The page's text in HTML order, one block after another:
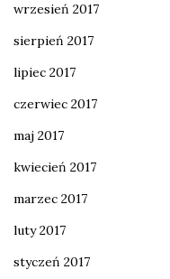
wrzesień 2017
sierpień 2017
lipiec 2017
czerwiec 2017
maj 2017
kwiecień 2017
marzec 2017
luty 2017
styczeń 2017